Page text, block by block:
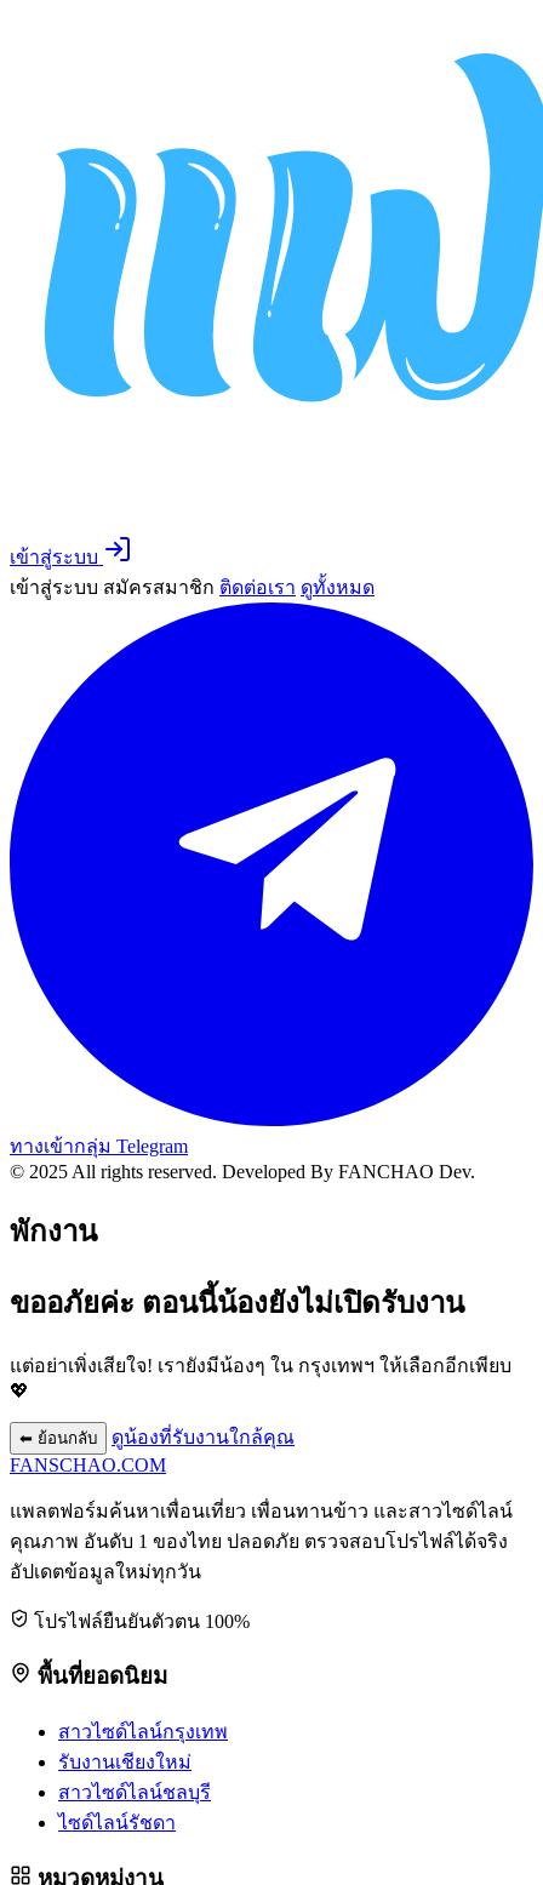
เข้าสู่ระบบ
เข้าสู่ระบบ สมัครสมาชิก ติดต่อเรา ดูทั้งหมด
ทางเข้ากลุ่ม Telegram
© 2025 All rights reserved. Developed By FANCHAO Dev.
พักงาน
ขออภัยค่ะ ตอนนี้น้องยังไม่เปิดรับงาน
แต่อย่าเพิ่งเสียใจ! เรายังมีน้องๆ ใน กรุงเทพฯ ให้เลือกอีกเพียบ
💖
⬅ ย้อนกลับ
ดูน้องที่รับงานใกล้คุณ
FANSCHAO.COM
แพลตฟอร์มค้นหาเพื่อนเที่ยว เพื่อนทานข้าว และสาวไซด์ไลน์
คุณภาพ อันดับ 1 ของไทย ปลอดภัย ตรวจสอบโปรไฟล์ได้จริง
อัปเดตข้อมูลใหม่ทุกวัน
โปรไฟล์ยืนยันตัวตน 100%
พื้นที่ยอดนิยม
สาวไซด์ไลน์กรุงเทพ
รับงานเชียงใหม่
สาวไซด์ไลน์ชลบุรี
ไซด์ไลน์รัชดา
หมวดหมู่งาน